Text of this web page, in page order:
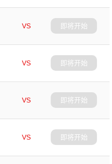
VS
即将开始
VS
即将开始
VS
即将开始
VS
即将开始